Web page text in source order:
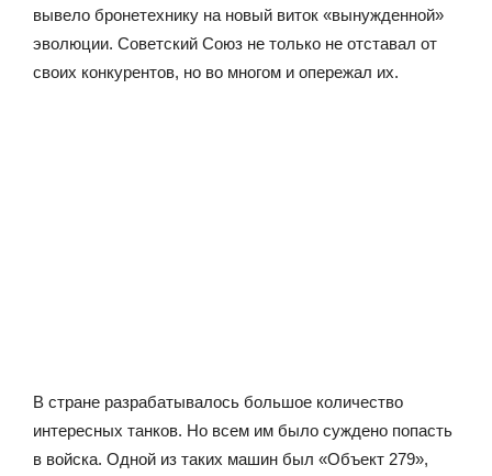
вывело бронетехнику на новый виток «вынужденной»
эволюции. Советский Союз не только не отставал от
своих конкурентов, но во многом и опережал их.
В стране разрабатывалось большое количество
интересных танков. Но всем им было суждено попасть
в войска. Одной из таких машин был «Объект 279»,